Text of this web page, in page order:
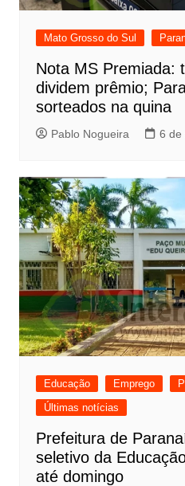
Mato Grosso do Sul
Nota MS Premiada:
dividem prêmio;
sorteados na quina
Pablo Nogueira 6 de
Educação Emprego
Últimas notícias
Prefeitura de
seletivo da
até domingo